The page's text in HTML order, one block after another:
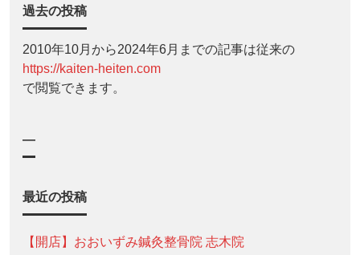
過去の投稿
2010年10月から2024年6月までの記事は従来の
https://kaiten-heiten.com
で閲覧できます。
—
最近の投稿
【開店】おおいずみ鍼灸整骨院 志木院